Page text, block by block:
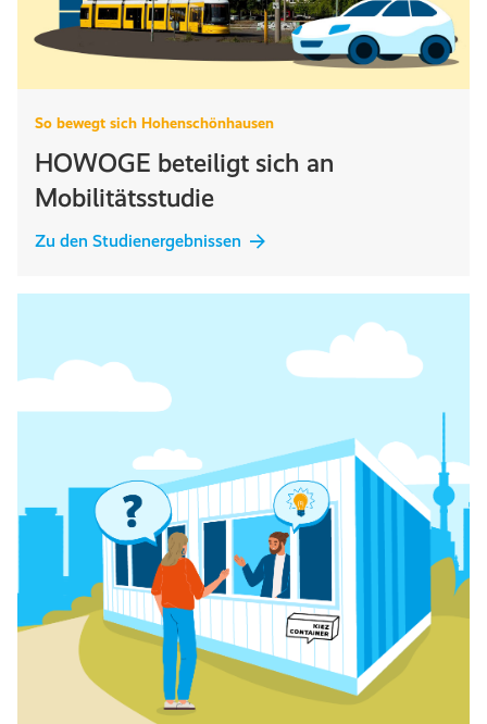
So bewegt sich Hohenschönhausen
HOWOGE beteiligt sich an
Mobilitätsstudie
Zu den Studienergebnissen